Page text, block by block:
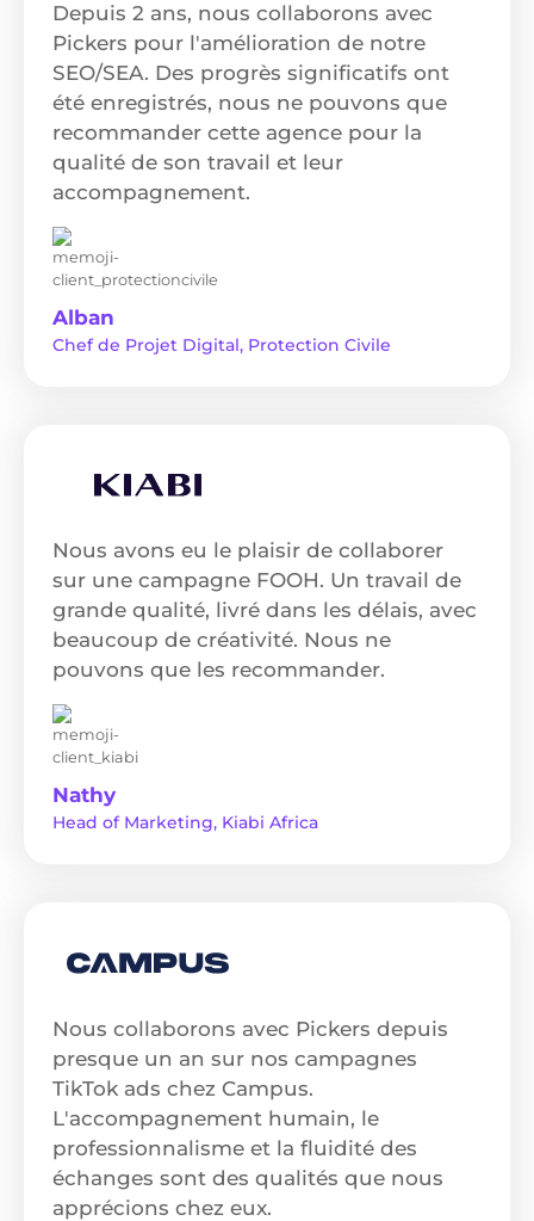
Depuis 2 ans, nous collaborons avec
Pickers pour l'amélioration de notre
SEO/SEA. Des progrès significatifs ont
été enregistrés, nous ne pouvons que
recommander cette agence pour la
qualité de son travail et leur
accompagnement.
Alban
Chef de Projet Digital, Protection Civile
Nous avons eu le plaisir de collaborer
sur une campagne FOOH. Un travail de
grande qualité, livré dans les délais, avec
beaucoup de créativité. Nous ne
pouvons que les recommander.
Nathy
Head of Marketing, Kiabi Africa
Nous collaborons avec Pickers depuis
presque un an sur nos campagnes
TikTok ads chez Campus.
L'accompagnement humain, le
professionnalisme et la fluidité des
échanges sont des qualités que nous
apprécions chez eux.